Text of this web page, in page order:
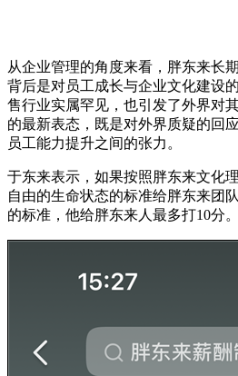
从企业管理的角度来看，胖东来长
背后是对员工成长与企业文化建设
售行业实属罕见，也引发了外界对
的最新表态，既是对外界质疑的回
员工能力提升之间的张力。
于东来表示，如果按照胖东来文化
自由的生命状态的标准给胖东来团
的标准，他给胖东来人最多打10分。